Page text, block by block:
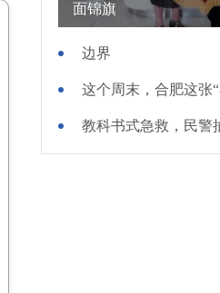
面锦旗
边界
这个周末，合肥这张
教科书式急救，民警